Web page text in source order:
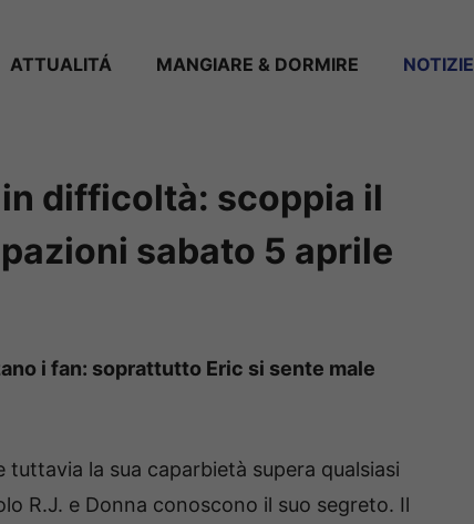
ATTUALITÁ MANGIARE & DORMIRE NOTIZIE
difficoltà: scoppia il
sabato 5 aprile
i fan: soprattutto Eric si sente male
la sua caparbietà supera qualsiasi
R.J. e Donna conoscono il suo segreto. Il